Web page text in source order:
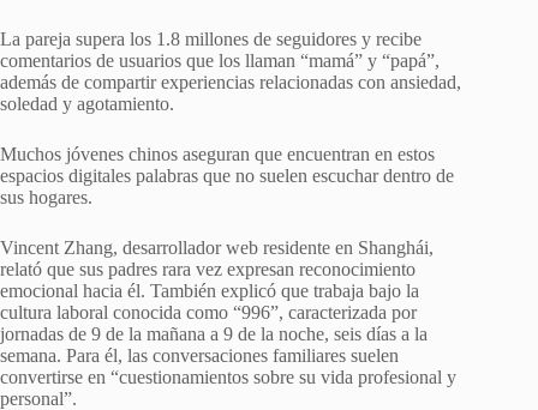
La pareja supera los 1.8 millones de seguidores y recibe
comentarios de usuarios que los llaman “mamá” y “papá”,
además de compartir experiencias relacionadas con ansiedad,
soledad y agotamiento.
Muchos jóvenes chinos aseguran que encuentran en estos
espacios digitales palabras que no suelen escuchar dentro de
sus hogares.
Vincent Zhang, desarrollador web residente en Shanghái,
relató que sus padres rara vez expresan reconocimiento
emocional hacia él. También explicó que trabaja bajo la
cultura laboral conocida como “996”, caracterizada por
jornadas de 9 de la mañana a 9 de la noche, seis días a la
semana. Para él, las conversaciones familiares suelen
convertirse en “cuestionamientos sobre su vida profesional y
personal”.